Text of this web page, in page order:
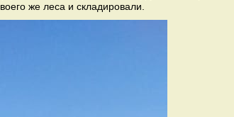
же леса и складировали.